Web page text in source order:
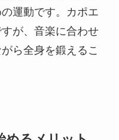
運動です。カポエ
が、音楽に合わせ
ら全身を鍛えるこ